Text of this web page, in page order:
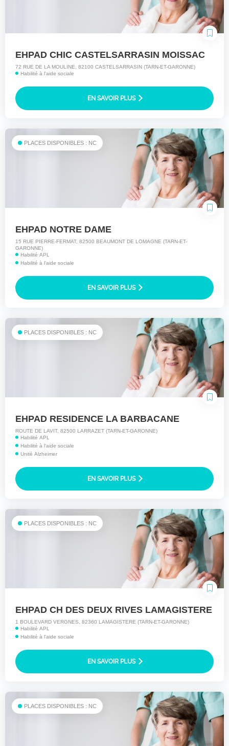
EHPAD CHIC CASTELSARRASIN MOISSAC
72 RUE DE LA MOULINE, 82100 CASTELSARRASIN (TARN-ET-GARONNE)
Habilité à l'aide sociale
EN SAVOIR PLUS
PLACES DISPONIBLES : NC
EHPAD NOTRE DAME
15 RUE PIERRE-FERMAT, 82500 BEAUMONT DE LOMAGNE (TARN-ET-
GARONNE)
Habilité APL
Habilité à l'aide sociale
EN SAVOIR PLUS
PLACES DISPONIBLES : NC
EHPAD RESIDENCE LA BARBACANE
ROUTE DE LAVIT, 82500 LARRAZET (TARN-ET-GARONNE)
Habilité APL
Habilité à l'aide sociale
Unité Alzheimer
EN SAVOIR PLUS
PLACES DISPONIBLES : NC
EHPAD CH DES DEUX RIVES LAMAGISTERE
1 BOULEVARD VERGNES, 82360 LAMAGISTERE (TARN-ET-GARONNE)
Habilité APL
Habilité à l'aide sociale
EN SAVOIR PLUS
PLACES DISPONIBLES : NC